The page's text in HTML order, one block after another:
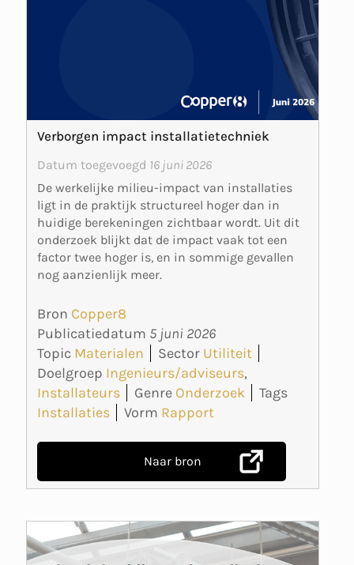
Verborgen impact installatietechniek
Datum toegevoegd 16 juni 2026
De werkelijke milieu-impact van installaties
ligt in de praktijk structureel hoger dan in
huidige berekeningen zichtbaar wordt. Uit dit
onderzoek blijkt dat de impact vaak tot een
factor twee hoger is, en in sommige gevallen
nog aanzienlijk meer.
Bron Copper8
Publicatiedatum 5 juni 2026
Topic Materialen Sector Utiliteit
Doelgroep Ingenieurs/adviseurs,
Installateurs
Genre Onderzoek
Tags
Installaties
Vorm Rapport
Naar bron